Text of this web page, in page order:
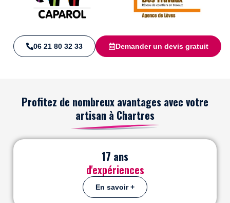
06 21 80 32 33 Demander un devis gratuit
Profitez de nombreux avantages avec votre
artisan à Chartres
d'expériences
17 ans
En savoir +